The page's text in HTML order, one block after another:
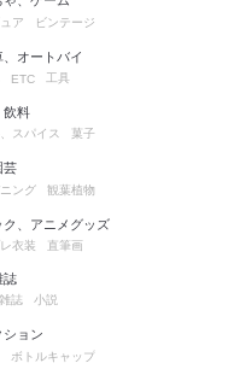
ア ビンテージ
、オートバイ
ETC 工具
飲料
スパイス 菓子
芸
ング 観葉植物
ク、アニメグッズ
衣装 直筆画
誌
雑誌 小説
ション
ボトルキャップ